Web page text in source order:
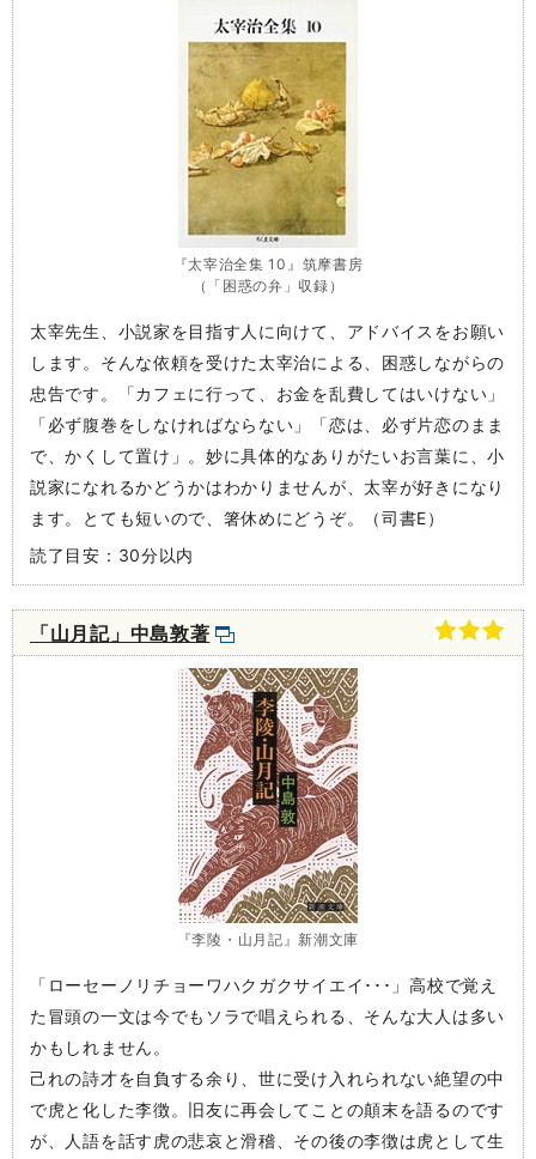
『太宰治全集 10』筑摩書房
（「困惑の弁」収録）
太宰先生、小説家を目指す人に向けて、アドバイスをお願い
します。そんな依頼を受けた太宰治による、困惑しながらの
忠告です。「カフェに行って、お金を乱費してはいけない」
「必ず腹巻をしなければならない」「恋は、必ず片恋のまま
で、かくして置け」。妙に具体的なありがたいお言葉に、小
説家になれるかどうかはわかりませんが、太宰が好きになり
ます。とても短いので、箸休めにどうぞ。（司書E）
読了目安：30分以内
「山月記」中島敦著
『李陵・山月記』新潮文庫
「ローセーノリチョーワハクガクサイエイ･･･」高校で覚え
た冒頭の一文は今でもソラで唱えられる、そんな大人は多い
かもしれません。
己れの詩才を自負する余り、世に受け入れられない絶望の中
で虎と化した李徴。旧友に再会してことの顛末を語るのです
が、人語を話す虎の悲哀と滑稽、その後の李徴は虎として生